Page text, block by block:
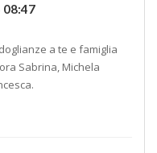
a te e famiglia
Sabrina, Michela